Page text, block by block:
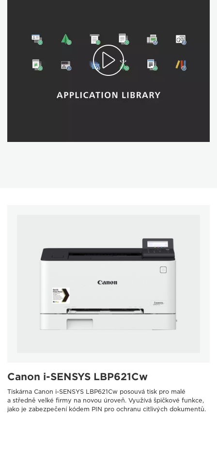
Canon i-SENSYS LBP621Cw
Tiskárna Canon i-SENSYS LBP621Cw posouvá tisk pro malé
a středně velké firmy na novou úroveň. Využívá špičkové funkce,
jako je zabezpečení kódem PIN pro ochranu citlivých dokumentů.